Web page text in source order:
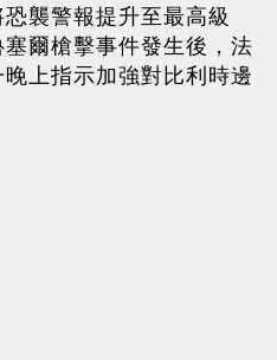
襲警報提升至最高級
爾槍擊事件發生後，法
上指示加強對比利時邊